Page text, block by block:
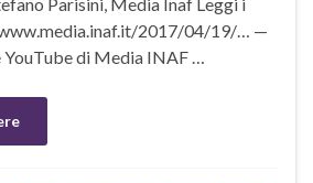
Parisini, Media Inaf Leggi i
2017/04/19/… —
YouTube di Media INAF …